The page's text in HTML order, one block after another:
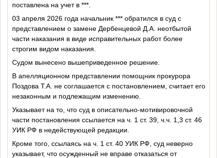
поставлена на учет в ***.
03 апреля 2026 года начальник *** обратился в суд с
представлением о замене Дербенцевой Д.А. неотбытой
части наказания в виде исправительных работ более
строгим видом наказания.
Судом вынесено вышеприведенное решение.
В апелляционном представлении помощник прокурора
Поздова Т.А. не соглашается с постановлением, считает его
незаконным и подлежащим изменению.
Указывает на то, что суд в описательно-мотивировочной
части постановления ссылается на ч. 1 ст. 39, ч.ч. 1,3 ст. 46
УИК РФ в недействующей редакции.
Кроме того, ссылаясь на ч. 1 ст. 40 УИК РФ, суд неверно
указывает, что осужденный не вправе отказаться от